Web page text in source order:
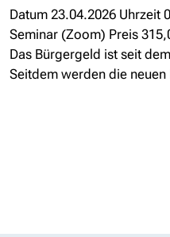
Datum 23.04.2026 Uhrzeit
Seminar (Zoom) Preis
Das Bürgergeld ist seit
Seitdem werden die